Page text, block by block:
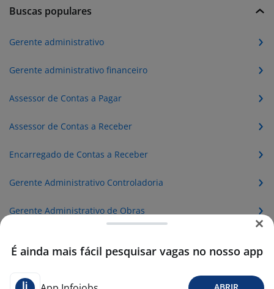
Buscas populares
Gerente administrativo
Gerente administrativo financeiro
Assessor de Contas a Pagar
Assessor de Contas a Receber
Encarregado de Contas a Receber
Gerente Administrativo Controladoria
Gerente Administrativo de Obras
É ainda mais fácil pesquisar vagas no nosso app